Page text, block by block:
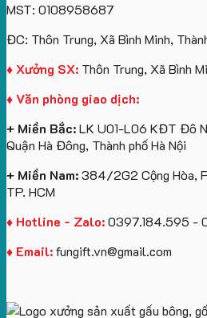
giấy
logo
MST: 0108958687
ĐC: Thôn Trung, Xã Bình Minh,
♦ Xưởng SX: Thôn Trung, Xã Bình
♦ Văn phòng giao dịch:
+ Miền Bắc:LK U01-L06 KĐT Đô
Quận Hà Đông, Thành phố Hà Nội
+ Miền Nam:384/2G2 Cộng Hòa,
TP. HCM
♦ Hotline - Zalo:0397.184.595 -
♦ Email:fungift.vn@gmail.com